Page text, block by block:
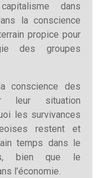
dans
la conscience
propice pour
des groupes
conscience des
leur situation
les survivances
restent et
temps dans le
bien que le
l’économie.